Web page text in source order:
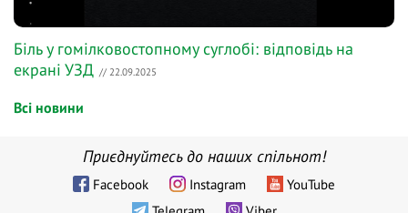
Біль у гомілковостопному суглобі: відповідь на
екрані УЗД // 22.09.2025
Всі новини
Приєднуйтесь до наших спільнот!
Facebook Instagram
YouTube